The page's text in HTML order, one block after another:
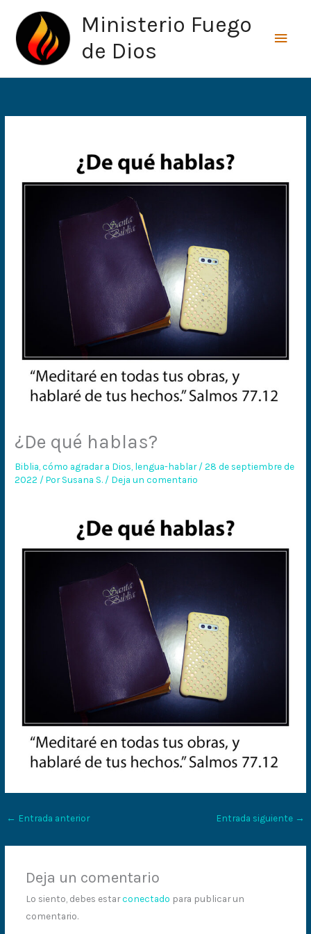
contenido
Ministerio Fuego
de Dios
¿De qué hablas?
Biblia,cómo agradar a Dios, lengua-hablar/28 de septiembre de
2022 / PorSusana S. / Deja un comentario
← Entrada anterior Entrada siguiente →
Deja un comentario
Lo siento, debes estarconectado para publicar un
comentario.